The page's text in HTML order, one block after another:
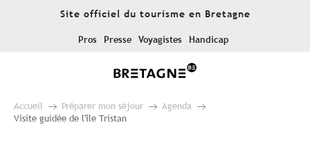
Site officiel du tourisme en Bretagne
Pros Presse Voyagistes Handicap
Accueil Préparer mon séjour
Agenda
Visite guidée de l'île Tristan